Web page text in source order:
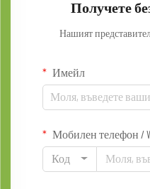
Получете
Нашият
Имейл
Мобилен телефон /
Код